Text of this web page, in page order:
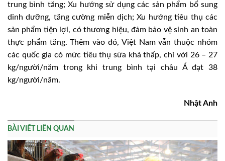
trung bình tăng; Xu hướng sử dụng các sản phẩm bổ sung
dinh dưỡng, tăng cường miễn dịch; Xu hướng tiêu thụ các
sản phẩm tiện lợi, có thương hiệu, đảm bảo vệ sinh an toàn
thực phẩm tăng. Thêm vào đó, Việt Nam vẫn thuộc nhóm
các quốc gia có mức tiêu thụ sữa khá thấp, chỉ với 26 – 27
kg/người/năm trong khi trung bình tại châu Á đạt 38
kg/người/năm.
Nhật Anh
BÀI VIẾT LIÊN QUAN